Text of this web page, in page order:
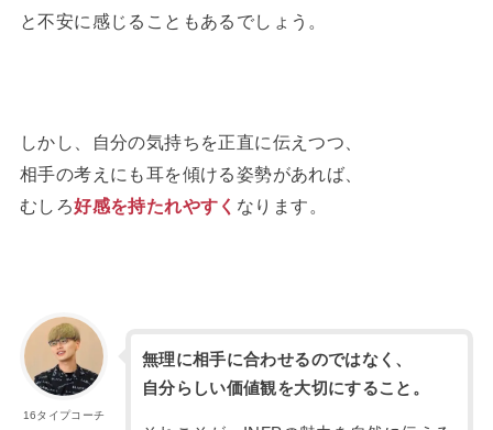
と不安に感じることもあるでしょう。
しかし、自分の気持ちを正直に伝えつつ、
相手の考えにも耳を傾ける姿勢があれば、
むしろ好感を持たれやすく なります。
16タイプコーチ
無理に相手に合わせるのではなく、
自分らしい価値観を大切にすること。